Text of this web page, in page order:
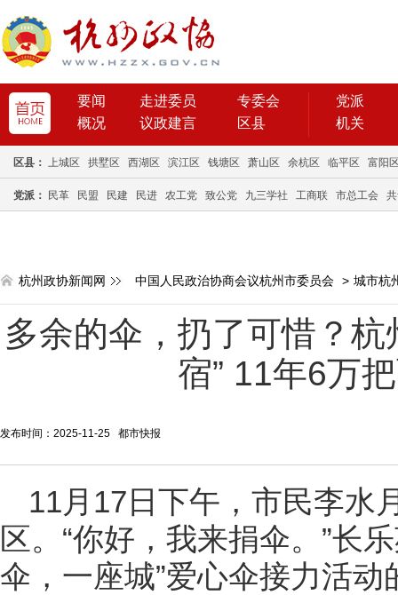
要闻 走进委员
专委会
概况
议政建言 区县
党派
机关
区县： 上城区 拱墅区 西湖区 滨江区 钱塘区 萧山区 余杭区 临平区 富阳
党派： 民革 民盟 民建 民进 农工党 致公党 九三学社 工商联 市总工会
杭州政协新闻网 中国人民政治协商会议杭州市委员会 > 城市杭
多余的伞，扔了可惜？
宿” 11年6万
发布时间：2025-11-25 都市快报
11月17日下午，市民李水
区。“你好，我来捐伞。”长
伞，一座城”爱心伞接力活